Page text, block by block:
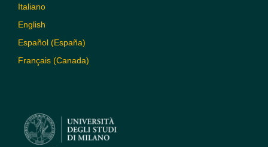
Italiano
English
Español (España)
Français (Canada)